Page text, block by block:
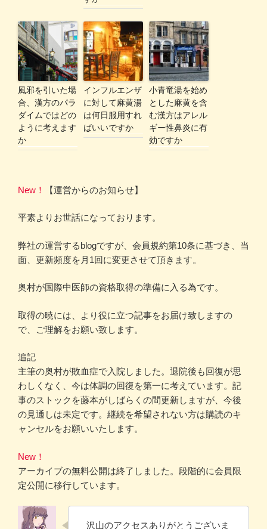
風邪を引いた場
合、漢方のパラ
ダイムではどの
ように考えます
か
インフルエンザ
に対して麻黄湯
は何日服用すれ
ばいいですか
小青竜湯を始め
とした麻黄を含
む漢方はアレル
ギー性鼻炎に有
効ですか
New！ 【運営からのお知らせ】
平素よりお世話になっております。
弊社の運営するblogですが、会員規約第10条に基づき、当
面、更新頻度を月1回に変更させて頂きます。
奥村が国際中医師の資格取得の準備に入る為です。
取得の暁には、より役に立つ記事をお届け致しますの
で、ご理解をお願い致します。
追記
主筆の奥村が敗血症で入院しました。退院後も回復が思
わしくなく、今は体調の回復を第一に考えています。記
事のストックを藤本がしばらくの間更新しますが、今後
の見通しは未定です。継続を希望されない方は購読のキ
ャンセルをお願いいたします。
New！
アーカイブの無料公開は終了しました。段階的に会員限
定公開に移行しています。
沢山のアクセスありがとうございま